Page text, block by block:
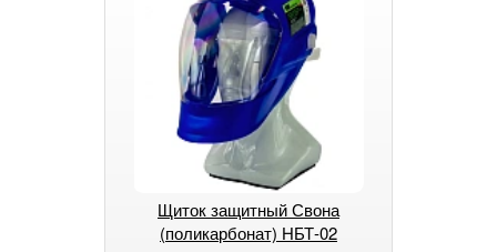
Щиток защитный Свона
(поликарбонат) НБТ-02